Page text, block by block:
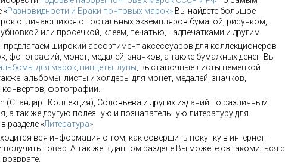
«Разновидности и Браки почтовых марок» Вы найдете большое
отличающихся от остальных экземпляров бумагой, рисунком,
или просечкой, клеем, печатью, надпечатками и другим.
предлагаем широкий ассортимент аксессуаров для коллекционеров
фотографий, монет, медалей, значков, а также бумажных денег. Вы
для марок пинцеты, лупы , выставочные листы немецкой
альбомы, листы и холдеры для монет, медалей, значков,
фотографий.
(Стандарт Коллекция), Соловьева и других изданий по различным
а так же другую полезную и познавательную литературу для
разделе «Литература».
вся информация о том, как совершить покупку в интернет-
получить товар. А так же в данном разделе Вы можете ознакомиться с